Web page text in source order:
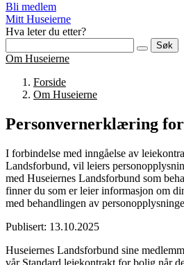
Bli medlem
Mitt Huseierne
Hva leter du etter?
Søk
Om Huseierne
Forside
Om Huseierne
Personvernerklæring
I forbindelse med inngåelse av
Landsforbund, vil leiers
med Huseiernes Landsforbund som
finner du som er leier informasjon om
med behandlingen av
Publisert: 13.10.2025
Huseiernes Landsforbund sine
vår Standard leiekontrakt for bolig når